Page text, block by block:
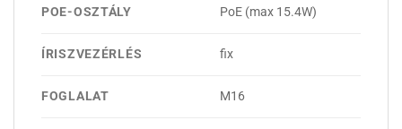
POE-OSZTÁLY PoE (max 15.4W)
ÍRISZVEZÉRLÉS fix
FOGLALAT M16